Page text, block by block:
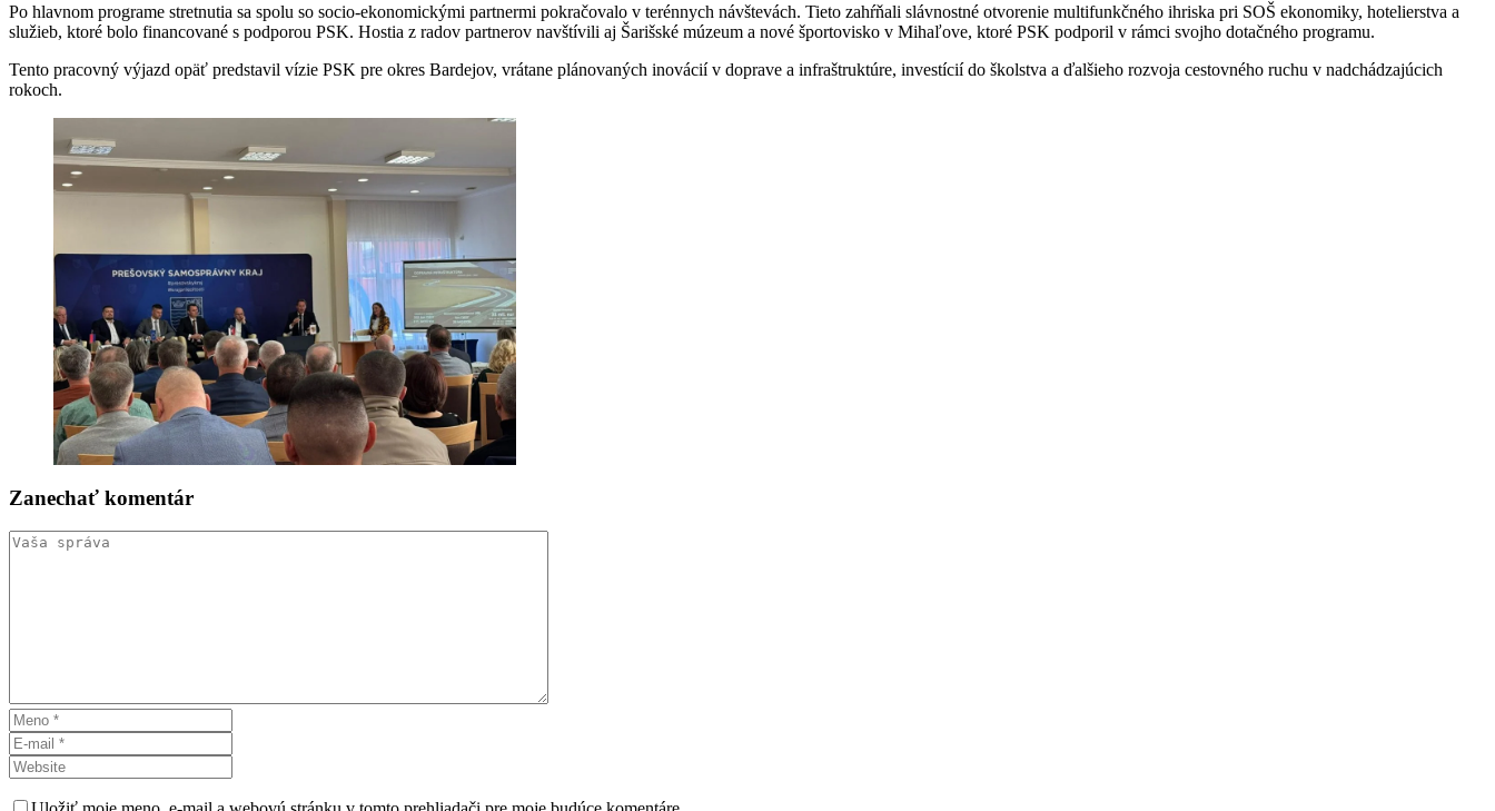
Po hlavnom programe stretnutia sa spolu so socio-ekonomickými partnermi pokračovalo v terénnych návštevách. Tieto zahŕňali slávnostné otvorenie multifunkčného ihriska pri SOŠ ekonomiky, hotelierstva a
služieb, ktoré bolo financované s podporou PSK. Hostia z radov partnerov navštívili aj Šarišské múzeum a nové športovisko v Mihaľove, ktoré PSK podporil v rámci svojho dotačného programu.
Tento pracovný výjazd opäť predstavil vízie PSK pre okres Bardejov, vrátane plánovaných inovácií v doprave a infraštruktúre, investícií do školstva a ďalšieho rozvoja cestovného ruchu v nadchádzajúcich
rokoch.
Zanechať komentár